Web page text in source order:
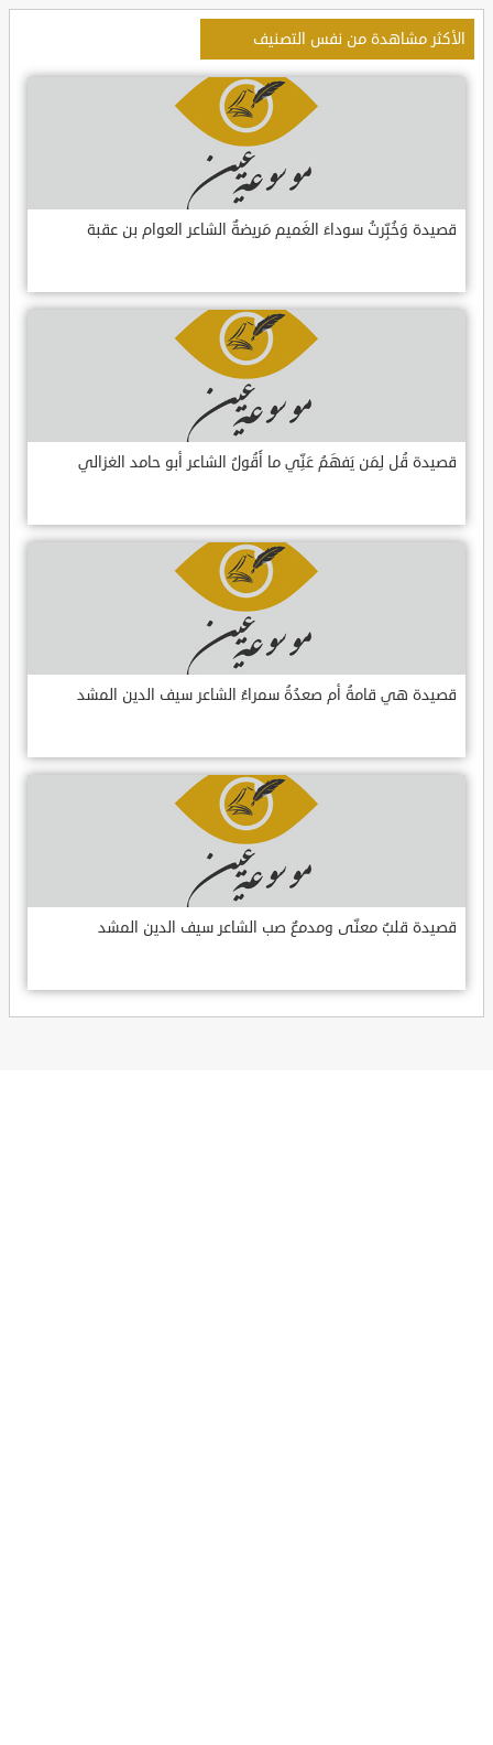
الأكثر مشاهدة من نفس التصنيف
قصيدة وَخُبِّرتُ سوداءَ الغَميم مَريضةٌ الشاعر العوام بن عقبة
قصيدة قُل لِمَن يَفهَمُ عَنِّي ما أَقُولُ الشاعر أبو حامد الغزالي
قصيدة هي قامةُ أم صعدُةُ سمراءُ الشاعر سيف الدين المشد
قصيدة قلبٌ معنّى ومدمعٌ صب الشاعر سيف الدين المشد